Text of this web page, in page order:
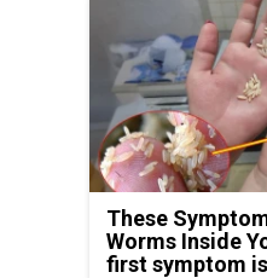
These
Worms Inside
first symptom